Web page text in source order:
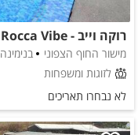
רוקה וייב - Rocca Vibe
מישור החוף הצפוני בנימינה
לזוגות ומשפחות
לא נבחרו תאריכים